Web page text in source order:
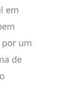
em
um
de